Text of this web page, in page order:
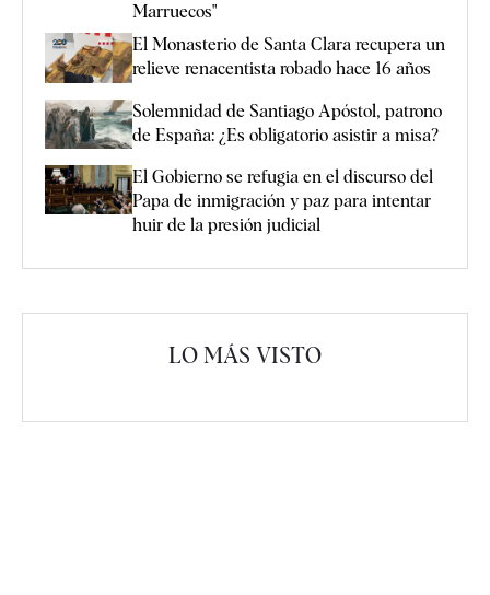
Marruecos"
El Monasterio de Santa Clara recupera un
relieve renacentista robado hace 16 años
Solemnidad de Santiago Apóstol, patrono
de España: ¿Es obligatorio asistir a misa?
El Gobierno se refugia en el discurso del
Papa de inmigración y paz para intentar
huir de la presión judicial
LO MÁS VISTO